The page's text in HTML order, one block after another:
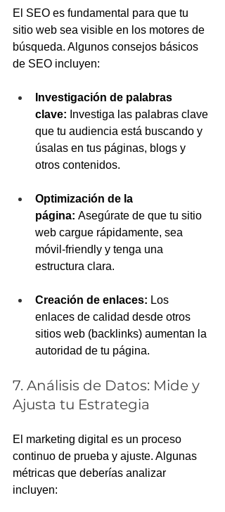
El SEO es fundamental para que tu
sitio web sea visible en los motores de
búsqueda. Algunos consejos básicos
de SEO incluyen:
Investigación de palabras
clave: Investiga las palabras clave
que tu audiencia está buscando y
úsalas en tus páginas, blogs y
otros contenidos.
Optimización de la
página: Asegúrate de que tu sitio
web cargue rápidamente, sea
móvil-friendly y tenga una
estructura clara.
Creación de enlaces: Los
enlaces de calidad desde otros
sitios web (backlinks) aumentan la
autoridad de tu página.
7. Análisis de Datos: Mide y
Ajusta tu Estrategia
El marketing digital es un proceso
continuo de prueba y ajuste. Algunas
métricas que deberías analizar
incluyen: